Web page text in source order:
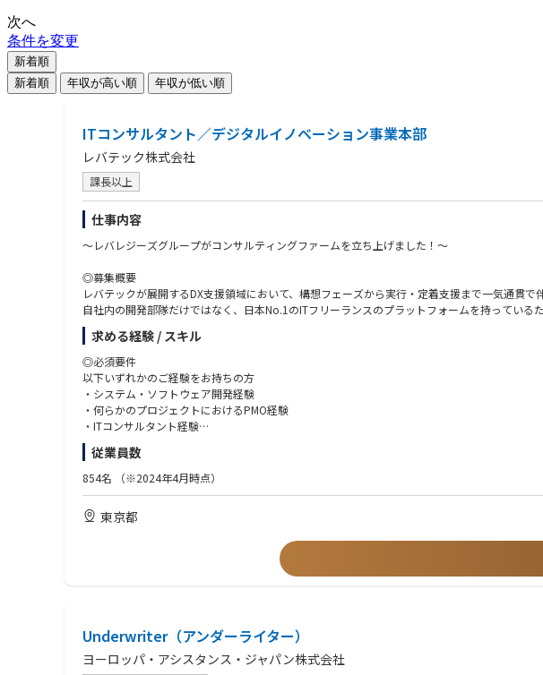
次へ
条件を変更
新着順
新着順
年収が高い順 年収が低い順
ITコンサルタント／デジタルイノベーション事業本部
レバテック株式会社
課長以上
仕事内容
～レバレジーズグループがコンサルティングファームを立ち上げました！～
◎募集概要
レバテックが展開するDX支援領域において、構想フェーズから実行・定着支援まで一気通貫で
自社内の開発部隊だけではなく、日本No.1のITフリーランスのプラットフォームを持ってい
フレームワークで終わる戦略ではなく、実際に現場を動かす変革まで挑戦したい方にフィットす
◎業務内容
業務改革やDX推進を目的とした、システム導入・内製化支援などを一気通貫でご担当いただ
◆生成AIなどの最新技術を活用した構想策定
◆PoC（概念実証）の計画策定と、実行環境の構築を含めた実践的支援
◆システム刷新における要件定義・設計・PMO支援
◆スタートアップや成長企業の開発組織の立ち上げや内製化のサポート
◎アサインプロジェクト例
大手製造業におけるデジタルマーケティング推進に向けて、構想策定からPoCの設計・実行
・IPO準備中スタートアップ会社様の基盤システム刷新プロジェクト
大手コンサルティングファームの基幹システム刷新プロジェクトにおいて、クラウド移行（
wrightを用いた自動テスト導入など、技術面からプロジェクトの立て直しを支援しました。
・生成AI（LLM）開発・社内活用推進プロジェクト
求める経験 / スキル
◎必須要件
以下いずれかのご経験をお持ちの方
・システム・ソフトウェア開発経験
・何らかのプロジェクトにおけるPMO経験
・ITコンサルタント経験
◎歓迎要件
・リーダー以上のマネジメント経験（規模感／期間不問）
・相手の立場や背景を汲みながら、わかりやすく説明・交渉するのが得意な方
・組織課題に対して主体的に業務改善に取り組まれたご経験
・困っているメンバーに気づいて、声をかけてくれるような方
・「やってみたい」と思ったら、まず手を動かしてみるチャレンジ精神がある方
従業員数
854名 （※2024年4月時点）
東京都
Underwriter（アンダーライター）
ヨーロッパ・アシスタンス・ジャパン株式会社